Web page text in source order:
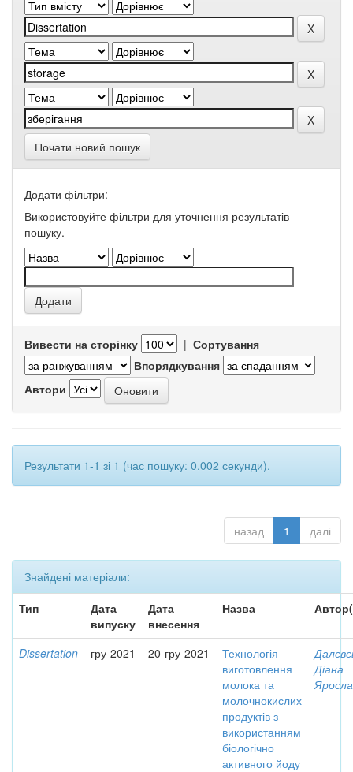
Почати новий пошук
Додати фільтри:
Використовуйте фільтри для уточнення результатів
пошуку.
Вивести на сторінку | Сортування
Впорядкування
Автори
Результати 1-1 зі 1 (час пошуку: 0.002 секунди).
назад 1 далі
Знайдені матеріали:
Тип
Дата
випуску
Дата
внесення
Назва
Dissertation гру-2021 20-гру-2021
Технологія
виготовлення
молока та
молочнокислих
продуктів з
використанням
біологічно
активного йоду
Діана